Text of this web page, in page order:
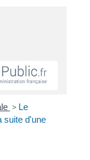
> Le
suite d'une